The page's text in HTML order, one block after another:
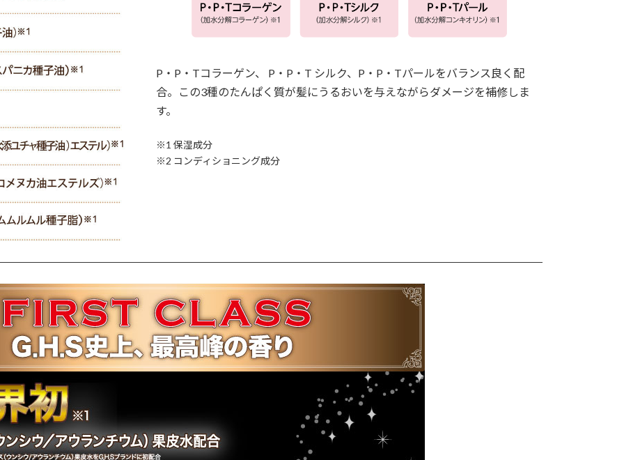
P・P・Tコラーゲン、 P・P・T シルク、P・P・Tパールをバランス良く配
合。この3種のたんぱく質が髪にうるおいを与えながらダメージを補修しま
す。
※1 保湿成分
※2 コンディショニング成分